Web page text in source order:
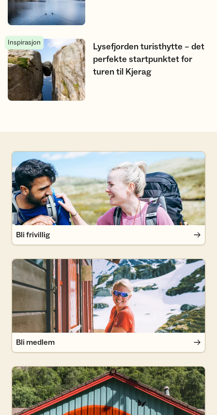
Lysefjorden turisthytte – det perfekte startpunktet for turen
Inspirasjon
Lysefjorden turisthytte – det
perfekte startpunktet for
turen til Kjerag
Bli frivillig
Bli frivillig
Bli medlem
Bli medlem
Bestill overnatting